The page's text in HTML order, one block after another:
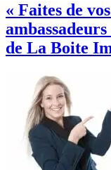
« Faites de
de La Boite